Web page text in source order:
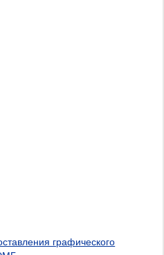
графического